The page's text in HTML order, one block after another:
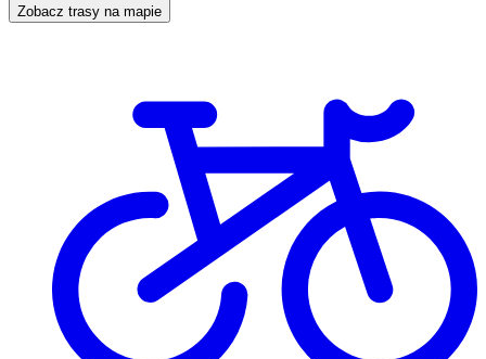
Zobacz trasy na mapie